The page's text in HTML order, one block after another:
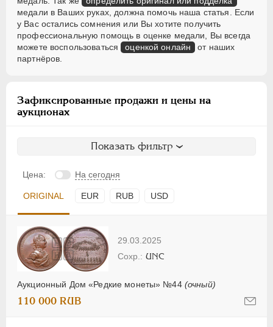
медали в Ваших руках, должна помочь наша статья. Если
у Вас остались сомнения или Вы хотите получить
профессиональную помощь в оценке медали, Вы всегда
можете воспользоваться оценкой онлайн
от наших
партнёров.
Зафиксированные продажи и цены на
аукционах
Показать фильтр
Цена: На сегодня
ORIGINAL EUR RUB USD
29.03.2025
Аукционный Дом «Редкие монеты» №44 (очный)
UNC
110 000 RUB